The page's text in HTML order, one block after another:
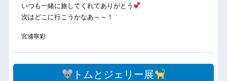
いつも一緒に旅してくれてありがとう
次はどこに行こうかなあ～～！
宮浦寧彩
トムとジェリー展